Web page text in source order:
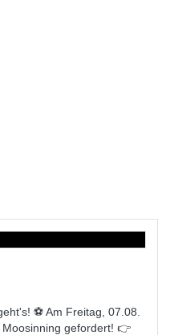
⚽ Am Freitag, 07.08.
Moosinning gefordert! 👉